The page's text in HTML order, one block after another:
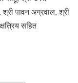
पावन अग्रवाल, श्री
सहित